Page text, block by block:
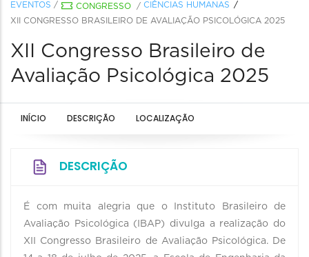
EVENTOS / CONGRESSO / CIÊNCIAS HUMANAS
XII CONGRESSO BRASILEIRO DE AVALIAÇÃO PSICOLÓGICA 2025
XII Congresso Brasileiro de
Avaliação Psicológica 2025
INÍCIO DESCRIÇÃO LOCALIZAÇÃO
DESCRIÇÃO
É com muita alegria que o Instituto Brasileiro de
Avaliação Psicológica (IBAP) divulga a realização do
XII Congresso Brasileiro de Avaliação Psicológica. De